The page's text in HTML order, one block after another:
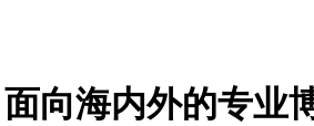
向海内外的专业